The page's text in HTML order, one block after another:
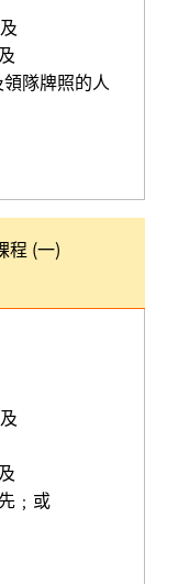
隊牌照的人
程 (一)
﹔或